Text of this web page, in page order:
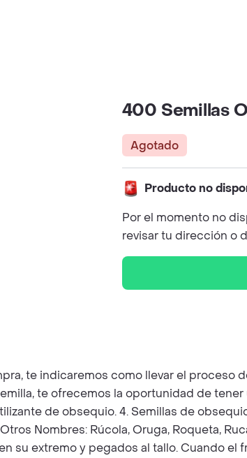
400 Semillas
Agotado
Producto no
Por el momento no
revisar tu dirección o
te indicaremos como llevar el proceso
te ofrecemos la oportunidad de
de obsequio. 4. Semillas de
Nombres: Rúcola, Oruga, Roqueta,
su extremo y pegados al tallo. Cuando el